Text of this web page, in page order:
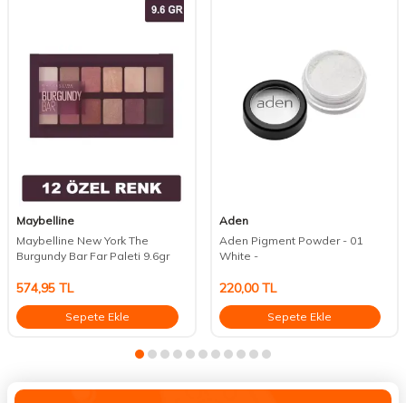
Maybelline
Maybelline New York The
Burgundy Bar Far Paleti 9.6gr
574,95 TL
Sepete Ekle
Aden
Aden Pigment Powder - 01
White -
220,00TL
Sepete Ekle